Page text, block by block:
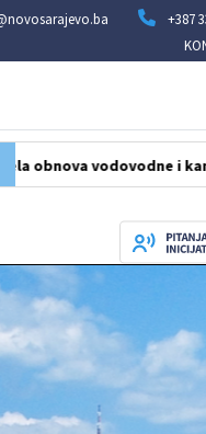
+387
vodovodne i